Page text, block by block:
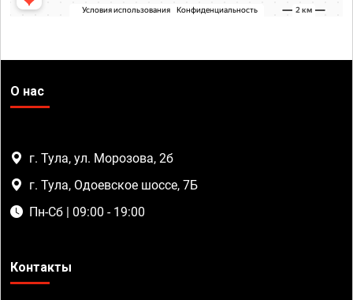
О нас
г. Тула, ул. Морозова, 2б
г. Тула, Одоевское шоссе, 7Б
Пн-Сб | 09:00 - 19:00
Контакты